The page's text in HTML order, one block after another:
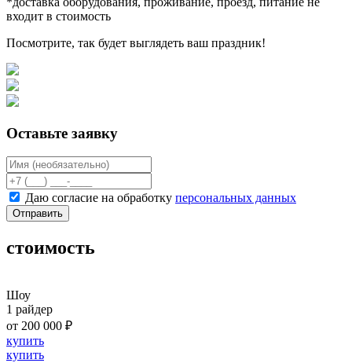
входит в стоимость
Посмотрите, так будет выглядеть ваш праздник!
Оставьте заявку
Даю согласие на обработку персональных данных
Отправить
стоимость
Шоу
1 райдер
от 200 000 ₽
купить
купить